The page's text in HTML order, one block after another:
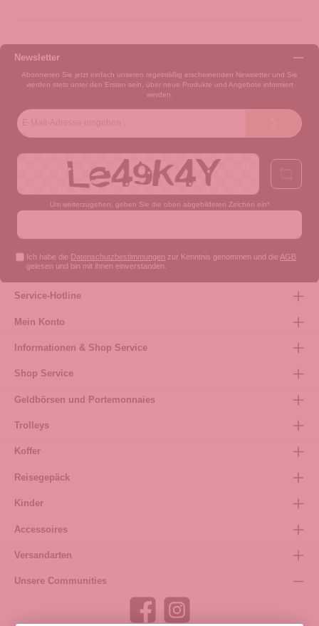
Newsletter
Abonnieren Sie jetzt einfach unseren regelmäßig erscheinenden Newsletter und Sie
werden stets unter den Ersten sein, über neue Produkte und Angebote informiert
werden.
Um weiterzugehen, geben Sie die oben abgebildeten Zeichen ein*
Ich habe die Datenschutzbestimmungen zur Kenntnis genommen und die AGB
gelesen und bin mit ihnen einverstanden.
Service-Hotline
Mein Konto
Informationen & Shop Service
Shop Service
Geldbörsen und Portemonnaies
Trolleys
Koffer
Reisegepäck
Kinder
Accessoires
Versandarten
Unsere Communities